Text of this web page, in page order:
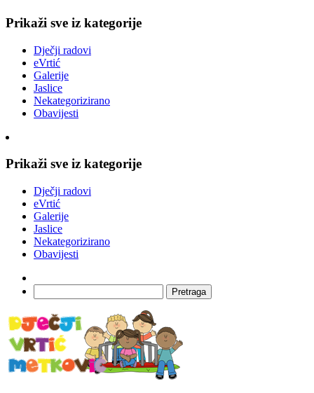
Prikaži sve iz kategorije
Dječji radovi
eVrtić
Galerije
Jaslice
Nekategorizirano
Obavijesti
Prikaži sve iz kategorije
Dječji radovi
eVrtić
Galerije
Jaslice
Nekategorizirano
Obavijesti